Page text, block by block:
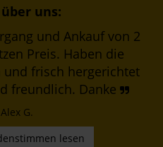
uns:
und Ankauf von 2
Preis. Haben die
und frisch hergerichtet
freundlich. Danke
G.
lesen